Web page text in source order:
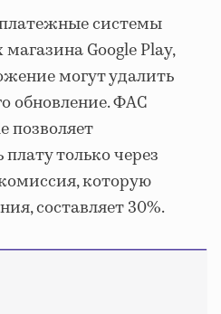
системы
Google Play,
могут удалить
обновление. ФАС
позволяет
только через
которую
составляет 30%.